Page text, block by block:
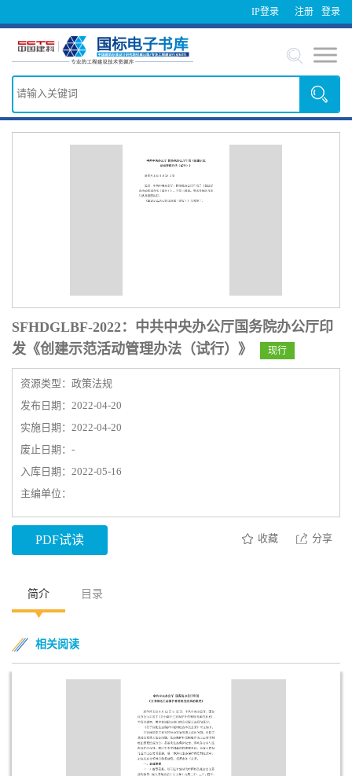
IP登录 登录
注册
SFHDGLBF-2022：中共中央办公厅国务院办公厅印
发《创建示范活动管理办法（试行）》
现行
资源类型：政策法规
发布日期：2022-04-20
实施日期：2022-04-20
废止日期：-
入库日期：2022-05-16
主编单位：
PDF试读 收藏 分享
简介 目录
相关阅读